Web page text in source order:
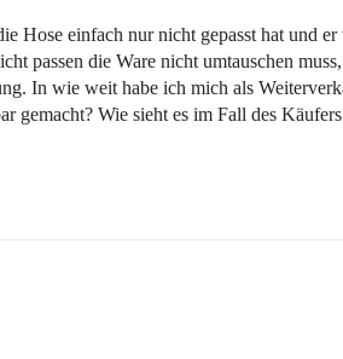
Hose einfach nur nicht gepasst hat und
passen die Ware nicht umtauschen
In wie weit habe ich mich als
gemacht? Wie sieht es im Fall des